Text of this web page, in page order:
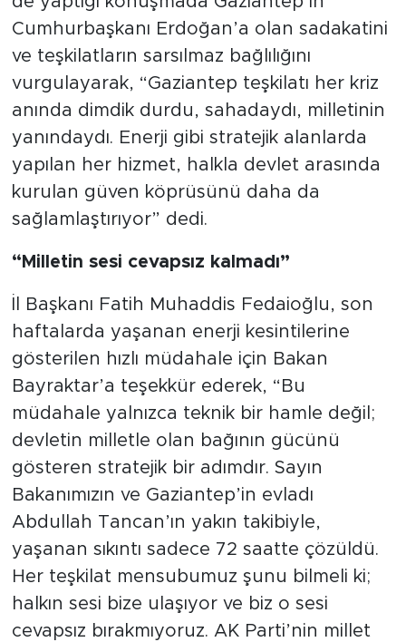
Cumhurbaşkanı Erdoğan’a olan sadakatini
ve teşkilatların sarsılmaz bağlılığını
vurgulayarak, “Gaziantep teşkilatı her kriz
anında dimdik durdu, sahadaydı, milletinin
yanındaydı. Enerji gibi stratejik alanlarda
yapılan her hizmet, halkla devlet arasında
kurulan güven köprüsünü daha da
sağlamlaştırıyor” dedi.
“Milletin sesi cevapsız kalmadı”
İl Başkanı Fatih Muhaddis Fedaioğlu, son
haftalarda yaşanan enerji kesintilerine
gösterilen hızlı müdahale için Bakan
Bayraktar’a teşekkür ederek, “Bu
müdahale yalnızca teknik bir hamle değil;
devletin milletle olan bağının gücünü
gösteren stratejik bir adımdır. Sayın
Bakanımızın ve Gaziantep’in evladı
Abdullah Tancan’ın yakın takibiyle,
yaşanan sıkıntı sadece 72 saatte çözüldü.
Her teşkilat mensubumuz şunu bilmeli ki;
halkın sesi bize ulaşıyor ve biz o sesi
cevapsız bırakmıyoruz. AK Parti’nin millet